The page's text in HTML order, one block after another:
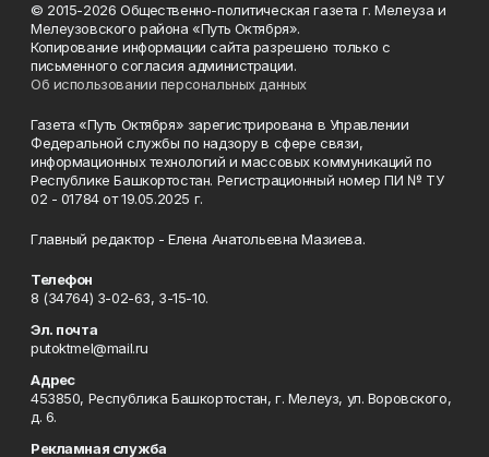
© 2015-2026 Общественно-политическая газета г. Мелеуза и
Мелеузовского района «Путь Октября».
Копирование информации сайта разрешено только с
письменного согласия администрации.
Об использовании персональных данных
Газета «Путь Октября» зарегистрирована в Управлении
Федеральной службы по надзору в сфере связи,
информационных технологий и массовых коммуникаций по
Республике Башкортостан. Регистрационный номер ПИ № ТУ
02 - 01784 от 19.05.2025 г.
Главный редактор - Елена Анатольевна Мазиева.
Телефон
8 (34764) 3-02-63, 3-15-10.
Эл. почта
putoktmel@mail.ru
Адрес
453850, Республика Башкортостан, г. Мелеуз, ул. Воровского,
д. 6.
Рекламная служба